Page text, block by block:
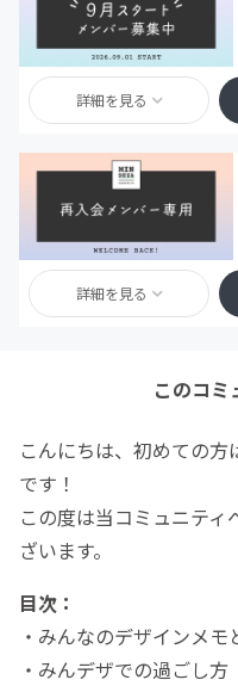
詳細を見る
詳細を見る
このコミ
こんにちは、初めての
です！
この度は当コミュニテ
ざいます。
目次：
・みんなのデザインメモ
・みんデザでの過ごし方